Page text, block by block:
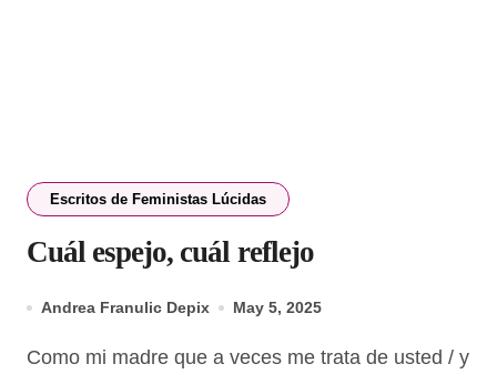
Escritos de Feministas Lúcidas
Cuál espejo, cuál reflejo
Andrea Franulic Depix May 5, 2025
Como mi madre que a veces me trata de usted / y